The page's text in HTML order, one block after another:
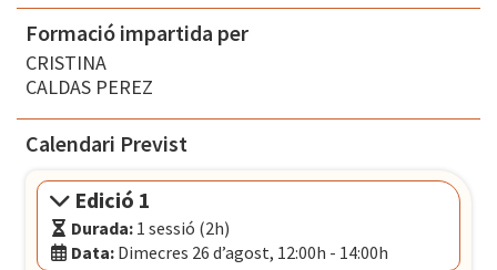
Formació impartida per
CRISTINA
CALDAS PEREZ
Calendari Previst
Edició 1
Durada: 1 sessió (2h)
Data: Dimecres 26 d’agost, 12:00h - 14:00h